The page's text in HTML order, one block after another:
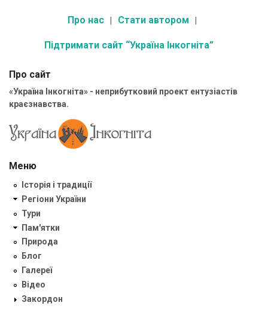
Про нас Стати автором
Підтримати сайт “Україна Інкогніта”
Про сайт
«Україна Інкогніта» - неприбутковий проект ентузіастів
краєзнавства.
Меню
Історія і традиції
Регіони України
Тури
Пам'ятки
Природа
Блог
Галереї
Відео
Закордон